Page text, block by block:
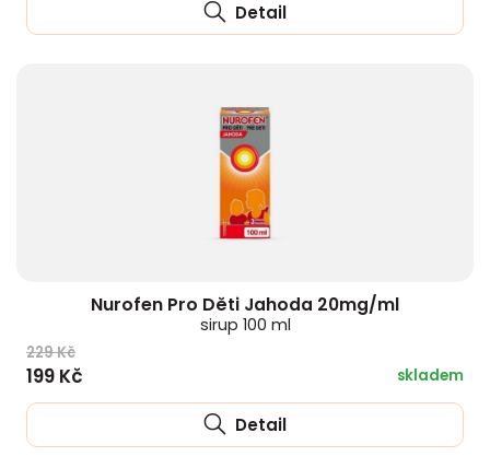
Detail
Nurofen Pro Děti Jahoda 20mg/ml
sirup 100 ml
229 Kč
199 Kč skladem
Detail